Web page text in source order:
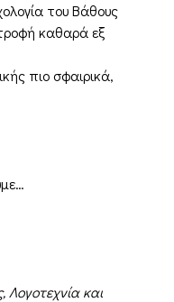
του Βάθους
καθαρά εξ
πιο σφαιρικά,
Λογοτεχνία και